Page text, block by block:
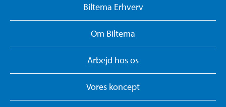
Biltema Erhverv
Om Biltema
Arbejd hos os
Vores koncept